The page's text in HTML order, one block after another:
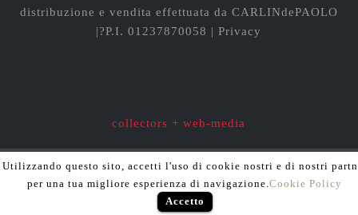
distribuzione e vendita effettuata da CARLINdePAOLO
|?P.I. 01237870058 |Privacy
collectors +web-media
Utilizzando questo sito, accetti l'uso di cookie nostri e di nostri
per una tua migliore esperienza di navigazione.Cookie Policy
Accetto